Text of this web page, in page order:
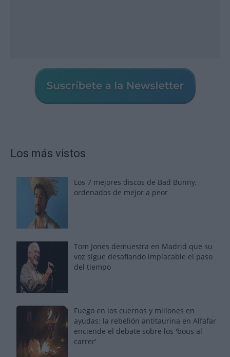
Los más vistos
Los 7 mejores discos de Bad Bunny,
ordenados de mejor a peor
Tom Jones demuestra en Madrid que su
voz sigue desafiando implacable el paso
del tiempo
Fuego en los cuernos y millones en
ayudas: la rebelión antitaurina en Alfafar
enciende el debate sobre los 'bous al
carrer'